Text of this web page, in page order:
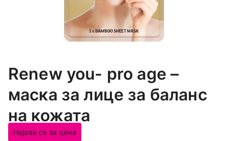
Renew you- pro age –
маска за лице за баланс
на кожата
Најави се за цена